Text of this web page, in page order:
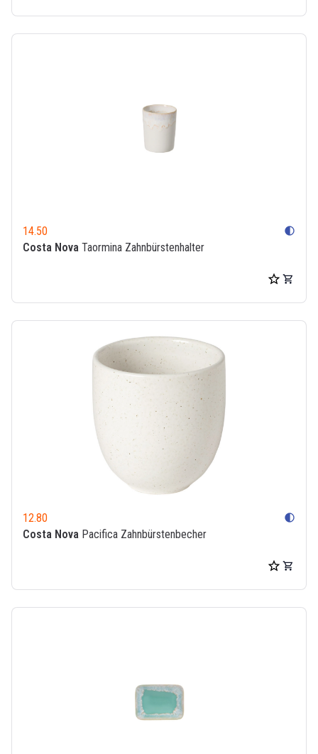
14.50 contrast
Costa Nova Taormina Zahnbürstenhalter
12.80 contrast
Costa Nova Pacifica Zahnbürstenbecher